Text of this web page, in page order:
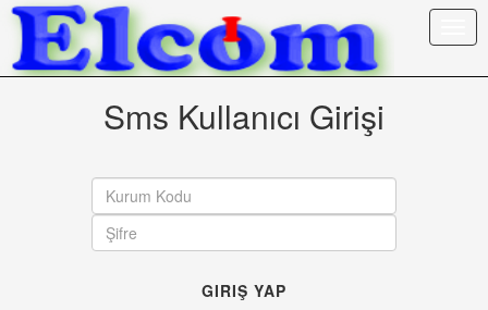
Sms Kullanıcı Girişi
GIRIŞ YAP